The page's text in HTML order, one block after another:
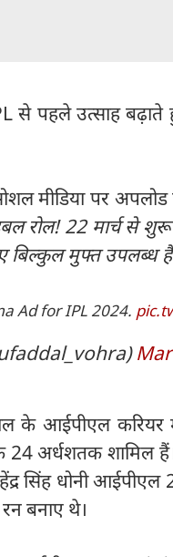
से पहले उत्साह बढ़ाते
मीडिया पर
रोल! 22 मार्च से
बिल्कुल मुफ्त उपलब्ध
Ad for IPL 2024.
के आईपीएल
अर्धशतक शामिल
सिंह धोनी
बनाए थे।